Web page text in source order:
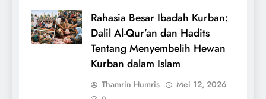
Rahasia Besar Ibadah Kurban:
Dalil Al-Qur’an dan Hadits
Tentang Menyembelih Hewan
Kurban dalam Islam
Thamrin Humris Mei 12, 2026